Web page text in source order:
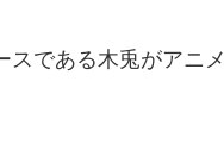
である木兎がアニ